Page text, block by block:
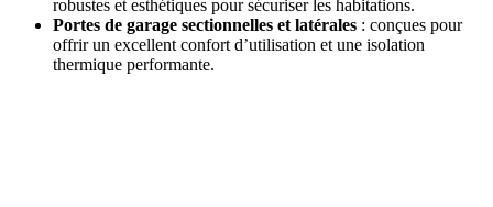
robustes et esthétiques pour sécuriser les habitations.
Portes de garage sectionnelles et latérales : conçues pour
offrir un excellent confort d’utilisation et une isolation
thermique performante.